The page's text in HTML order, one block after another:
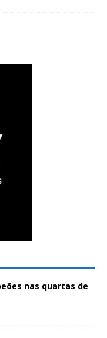
nas quartas de